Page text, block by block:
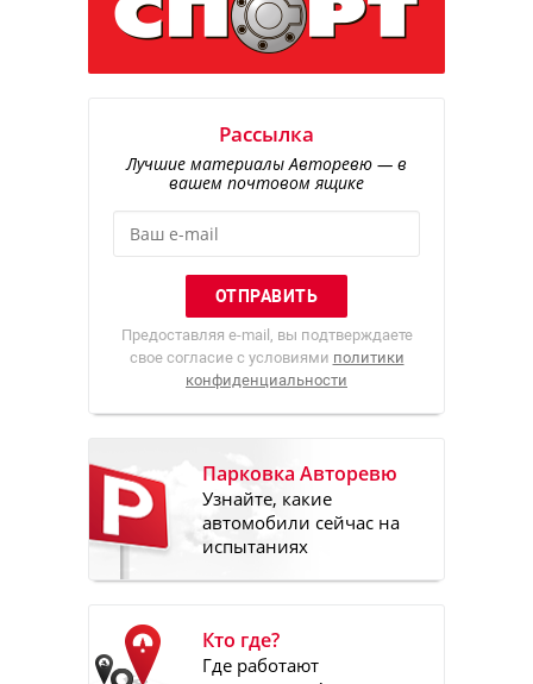
Рассылка
Лучшие материалы Авторевю — в
вашем почтовом ящике
Предоставляя e-mail, вы подтверждаете
свое согласие с условиями политики
конфиденциальности
Парковка Авторевю
Узнайте, какие
автомобили сейчас на
испытаниях
Кто где?
Где работают